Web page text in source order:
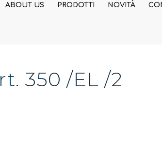
ABOUT US PRODOTTI NOVITÀ
350 /EL /2